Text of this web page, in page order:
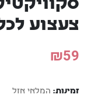
צעצוע
₪59
זמינות: המלאי אזל